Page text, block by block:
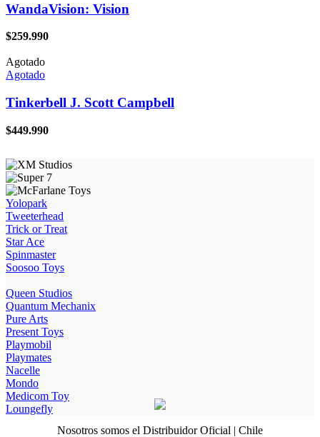
WandaVision: Vision
$259.990
Agotado
Agotado
Tinkerbell J. Scott Campbell
$449.990
Yolopark
Tweeterhead
Trick or Treat
Star Ace
Spinmaster
Soosoo Toys
Queen Studios
Quantum Mechanix
Pure Arts
Present Toys
Playmobil
Playmates
Nacelle
Mondo
Medicom Toy
Loungefly
Nosotros somos el Distribuidor Oficial | Chile